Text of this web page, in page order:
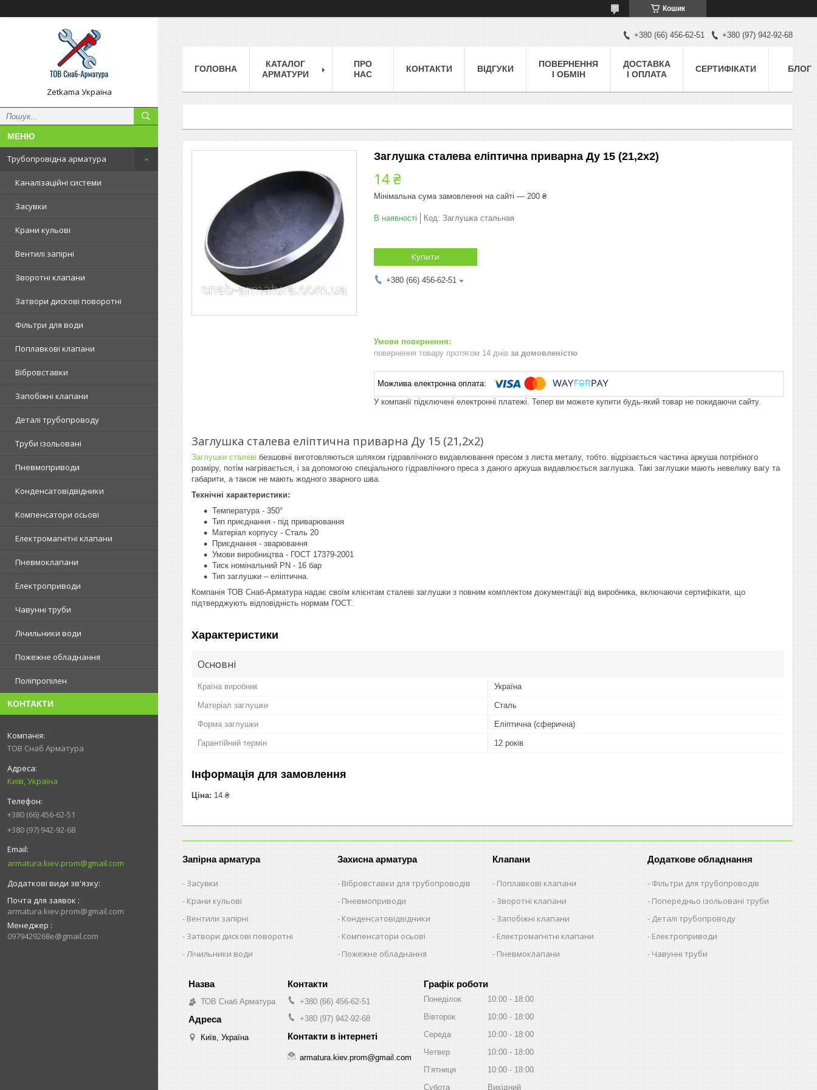
Кошик
Zetkama Україна
Трубопровідна арматура
Каналізаційні системи
Засувки
Крани кульові
Вентилі запірні
Зворотні клапани
Затвори дискові поворотні
Фільтри для води
Поплавкові клапани
Вібровставки
Запобіжні клапани
Деталі трубопроводу
Труби ізольовані
Пневмоприводи
Конденсатовідвідники
Компенсатори осьові
Електромагнітні клапани
Пневмоклапани
Електроприводи
Чавунні труби
Лічильники води
Пожежне обладнання
Поліпропілен
КОНТАКТИ
ТОВ Снаб Арматура
Київ, Україна
+380 (66) 456-62-51
+380 (97) 942-92-68
armatura.kiev.prom@gmail.com
Почта для заявок
armatura.kiev.prom@gmail.com
Менеджер
0979429268e@gmail.com
+380 (66) 456-62-51 +380 (97) 942-92-68
ГОЛОВНА
КАТАЛОГ
АРМАТУРИ
ПРО
НАС
КОНТАКТИ ВІДГУКИ
ПОВЕРНЕННЯ
І ОБМІН
ДОСТАВКА
І ОПЛАТА
СЕРТИФІКАТИ БЛОГ
Заглушка сталева еліптична приварна Ду 15 (21,2х2)
14 ₴
Мінімальна сума замовлення на сайті — 200 ₴
В наявності Код: Заглушка стальная
Купити
+380 (66) 456-62-51
повернення товару протягом 14 днів за домовленістю
У компанії підключені електронні платежі. Тепер ви можете купити будь-який товар не покидаючи сайту.
Заглушка сталева еліптична приварна Ду 15 (21,2х2)
Заглушки сталеві безшовні виготовляються шляхом гідравлічного видавлювання пресом з листа металу, тобто. відрізається частина аркуша потрібного
розміру, потім нагрівається, і за допомогою спеціального гідравлічного преса з даного аркуша видавлюється заглушка. Такі заглушки мають невелику вагу та
габарити, а також не мають жодного зварного шва.
Технічні характеристики:
Температура - 350°
Тип приєднання - під приварювання
Матеріал корпусу - Сталь 20
Приєднання - зварювання
Умови виробництва - ГОСТ 17379-2001
Тиск номінальний PN - 16 бар
Тип заглушки – еліптична.
Компанія ТОВ Снаб-Арматура надає своїм клієнтам сталеві заглушки з повним комплектом документації від виробника, включаючи сертифікати, що
підтверджують відповідність нормам ГОСТ.
Характеристики
Основні
Країна виробник Україна
Матеріал заглушки Сталь
Форма заглушки Еліптична (сферична)
Гарантійний термін 12 років
Інформація для замовлення
Ціна: 14 ₴
Запірна арматура
Засувки
Крани кульові
Вентили запірні
Затвори дискові поворотні
Лічильники води
Захисна арматура
Вібровставки для трубопроводів
Пневмоприводи
Конденсатовідвідники
Компенсатори осьові
Пожежне обладнання
Клапани
Поплавкові клапани
Зворотні клапани
Запобіжні клапани
Електромагнітні клапани
Пневмоклапани
Додаткове обладнання
Фільтри для трубопроводів
Попередньо ізольовані труби
Деталі трубопроводу
Електроприводи
Чавунні труби
ТОВ Снаб Арматура
Київ, Україна
+380 (66) 456-62-51
+380 (97) 942-92-68
armatura.kiev.prom@gmail.com
Графік роботи
Понеділок 10:00
18:00
Вівторок
10:00
18:00
Середа
10:00
18:00
Четвер
10:00
18:00
Пʼятниця
10:00
18:00
Субота
Вихідний